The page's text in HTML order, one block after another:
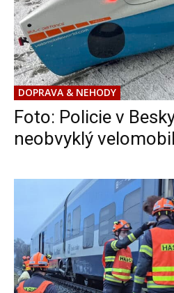
DOPRAVA & NEHODY
Foto: Policie v
neobvyklý velomobil